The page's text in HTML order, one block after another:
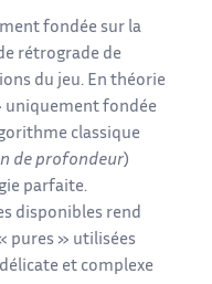
fondée sur la
rétrograde de
du jeu. En théorie
uniquement fondée
classique
de profondeur)
parfaite.
disponibles rend
pures » utilisées
et complexe